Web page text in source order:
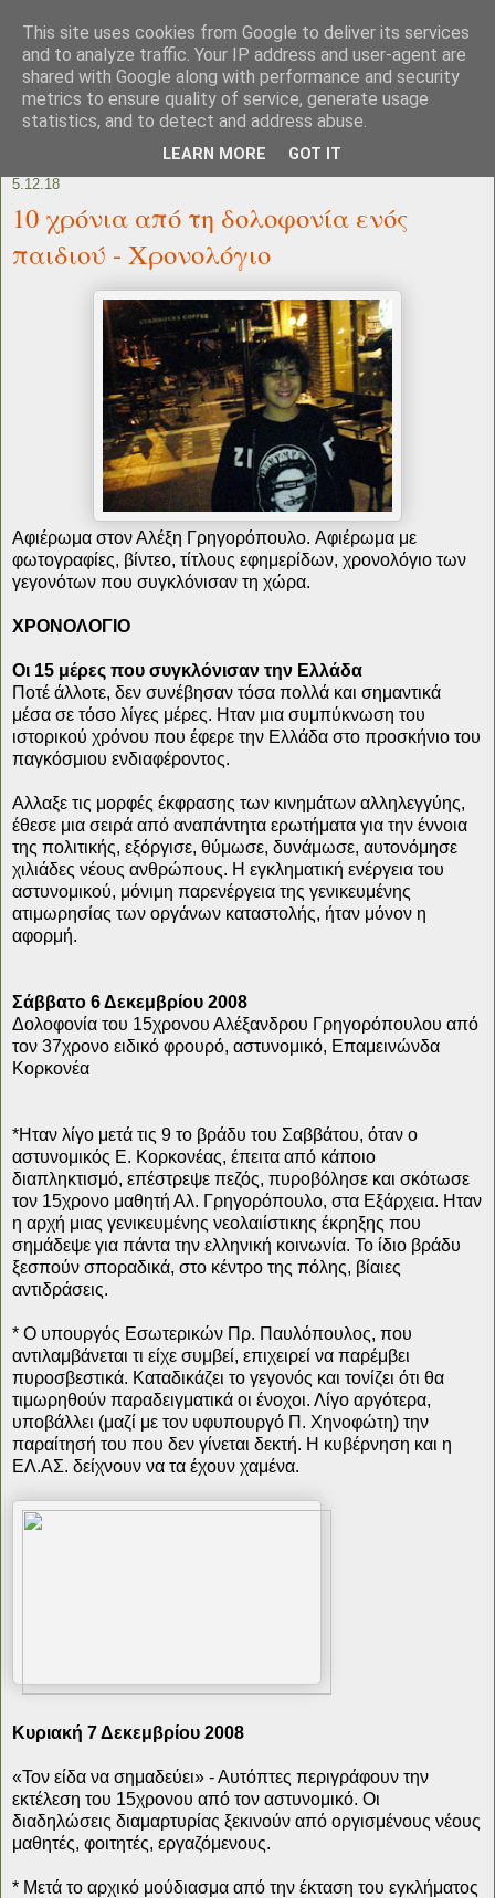
5.12.18
10 χρόνια από τη δολοφονία ενός
παιδιού - Χρονολόγιο
Αφιέρωμα στον Αλέξη Γρηγορόπουλο. Αφιέρωμα με
φωτογραφίες, βίντεο, τίτλους εφημερίδων, χρονολόγιο των
γεγονότων που συγκλόνισαν τη χώρα.
ΧΡΟΝΟΛΟΓΙΟ
Οι 15 μέρες που συγκλόνισαν την Ελλάδα
Ποτέ άλλοτε, δεν συνέβησαν τόσα πολλά και σημαντικά
μέσα σε τόσο λίγες μέρες. Ηταν μια συμπύκνωση του
ιστορικού χρόνου που έφερε την Ελλάδα στο προσκήνιο του
παγκόσμιου ενδιαφέροντος.
Αλλαξε τις μορφές έκφρασης των κινημάτων αλληλεγγύης,
έθεσε μια σειρά από αναπάντητα ερωτήματα για την έννοια
της πολιτικής, εξόργισε, θύμωσε, δυνάμωσε, αυτονόμησε
χιλιάδες νέους ανθρώπους. Η εγκληματική ενέργεια του
αστυνομικού, μόνιμη παρενέργεια της γενικευμένης
ατιμωρησίας των οργάνων καταστολής, ήταν μόνον η
αφορμή.
Σάββατο 6 Δεκεμβρίου 2008
Δολοφονία του 15χρονου Αλέξανδρου Γρηγορόπουλου από
τον 37χρονο ειδικό φρουρό, αστυνομικό, Επαμεινώνδα
Κορκονέα
*Ηταν λίγο μετά τις 9 το βράδυ του Σαββάτου, όταν ο
αστυνομικός Ε. Κορκονέας, έπειτα από κάποιο
διαπληκτισμό, επέστρεψε πεζός, πυροβόλησε και σκότωσε
τον 15χρονο μαθητή Αλ. Γρηγορόπουλο, στα Εξάρχεια. Ηταν
η αρχή μιας γενικευμένης νεολαιίστικης έκρηξης που
σημάδεψε για πάντα την ελληνική κοινωνία. Το ίδιο βράδυ
ξεσπούν σποραδικά, στο κέντρο της πόλης, βίαιες
αντιδράσεις.
* Ο υπουργός Εσωτερικών Πρ. Παυλόπουλος, που
αντιλαμβάνεται τι είχε συμβεί, επιχειρεί να παρέμβει
πυροσβεστικά. Καταδικάζει το γεγονός και τονίζει ότι θα
τιμωρηθούν παραδειγματικά οι ένοχοι. Λίγο αργότερα,
υποβάλλει (μαζί με τον υφυπουργό Π. Χηνοφώτη) την
παραίτησή του που δεν γίνεται δεκτή. Η κυβέρνηση και η
ΕΛ.ΑΣ. δείχνουν να τα έχουν χαμένα.
Κυριακή 7 Δεκεμβρίου 2008
«Τον είδα να σημαδεύει» - Αυτόπτες περιγράφουν την
εκτέλεση του 15χρονου από τον αστυνομικό. Οι
διαδηλώσεις διαμαρτυρίας ξεκινούν από οργισμένους νέους
μαθητές, φοιτητές, εργαζόμενους.
* Μετά το αρχικό μούδιασμα από την έκταση του εγκλήματος
This site uses cookies from Google to deliver its services
and to analyze traffic. Your IP address and user-agent are
shared with Google along with performance and security
metrics to ensure quality of service, generate usage
statistics, and to detect and address abuse.
LEARN MORE GOT IT